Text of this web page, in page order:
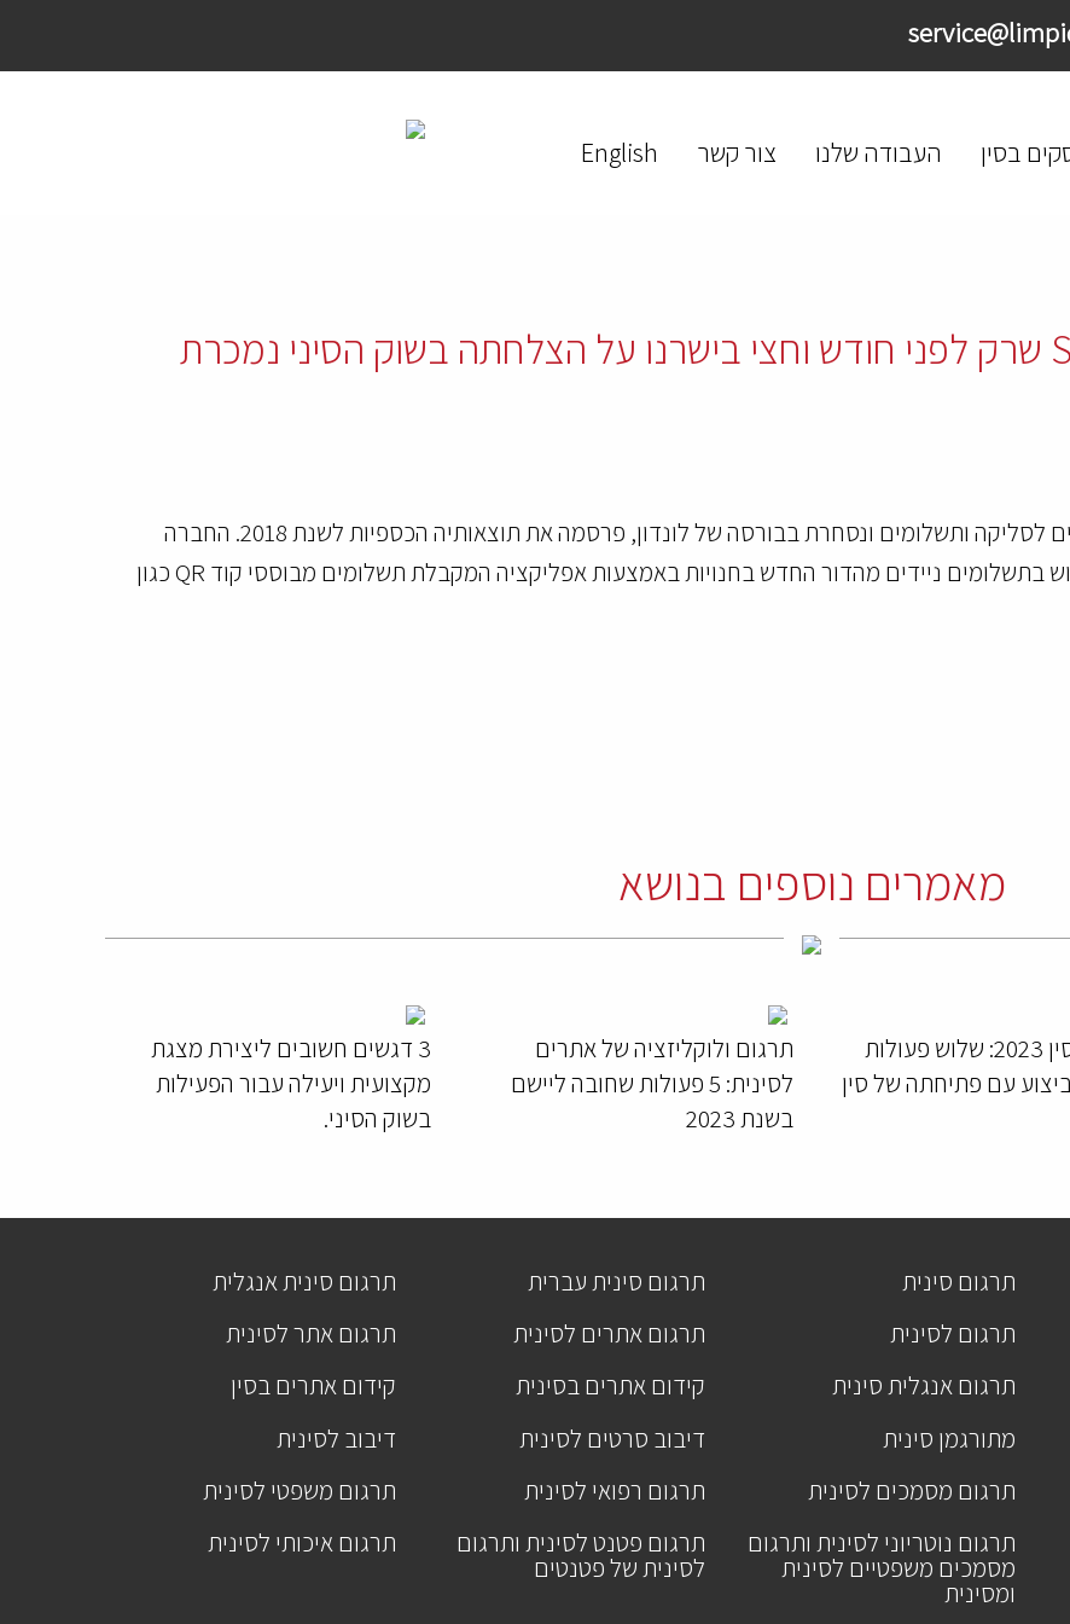
בסין העבודה שלנו צור קשר English
ברכות ללקוחותינו! SafeCharge שרק לפני חודש וחצי בישרנו על הצלחתה בשוק הסיני נמכרת
חברת SafeCharge, המתמחה בפתרונות טכנולוגיים לסליקה ותשלומים ונסחרת בבורסה של לונדון, פרסמה את תוצאותיה הכספיות לשנת 2018. החברה
מספקת ללקוחותיה פתרונות כוללים לשיפור השימוש בתשלומים ניידים מהדור החדש בחנויות באמצעות אפליקציה המקבלת תשלומים מבוססי קוד QR כגון
מאמרים נוספים בנושא
עסקים בסין 2023: שלוש פעולות
עם פתיחתה של סין
תרגום ולוקליזציה של אתרים
לסינית: 5 פעולות שחובה ליישם
בשנת 2023
3 דגשים חשובים ליצירת מצגת
מקצועית ויעילה עבור הפעילות
בשוק הסיני.
תרגום סינית תרגום סינית עברית
תרגום סינית אנגלית
תרגום לסינית
תרגום אתרים לסינית
תרגום אתר לסינית
תרגום אנגלית סינית
קידום אתרים בסינית
קידום אתרים בסין
מתורגמן סינית
דיבוב סרטים לסינית
דיבוב לסינית
תרגום מסמכים לסינית
תרגום רפואי לסינית
תרגום משפטי לסינית
תרגום נוטריוני לסינית ותרגום
מסמכים משפטיים לסינית
ומסינית
תרגום פטנט לסינית ותרגום
לסינית של פטנטים
תרגום איכותי לסינית